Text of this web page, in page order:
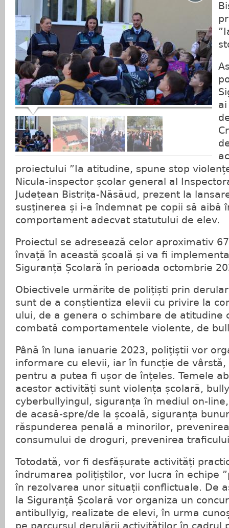
proiectului ”Ia atitudine, spune stop
Nicula-inspector școlar general al
Județean Bistrița-Năsăud, prezent la
susținerea și i-a îndemnat pe copii să aibă
comportament adecvat statutului de elev.
Proiectul se adresează celor aproximativ
învață în această școală și va fi
Siguranță Școlară în perioada octombrie
Obiectivele urmărite de polițiști prin
sunt de a conștientiza elevii cu privire la
ului, de a genera o schimbare de atitudine
combată comportamentele violente, de
Până în luna ianuarie 2023, polițiștii vor
informare cu elevii, iar în funcție de
pentru a putea fi ușor de înțeles. Temele
acestor activități sunt violența școlară,
cyberbullyingul, siguranța în mediul on-
de acasă-spre/de la școală, siguranța
răspunderea penală a minorilor,
consumului de droguri, prevenirea
Totodată, vor fi desfășurate activități
îndrumarea polițiștilor, vor lucra în echipe
în rezolvarea unor situații conflictuale. De
la Siguranță Școlară vor organiza un
antibullyig, realizate de elevi, în urma
pe parcursul derulării activităților în cadrul